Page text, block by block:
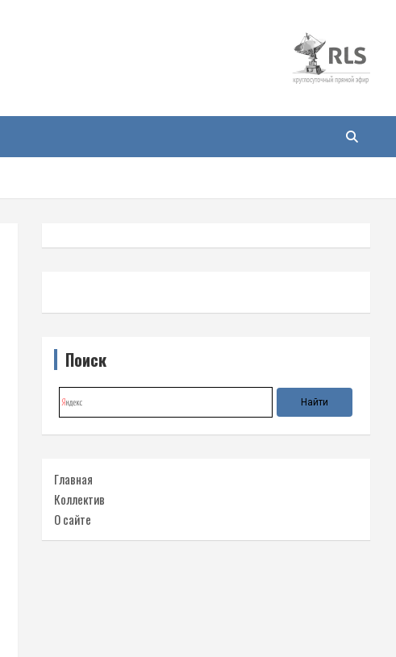
Поиск
Главная
Коллектив
О сайте